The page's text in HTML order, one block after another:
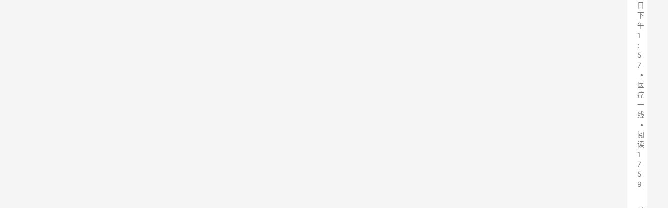
日
下
午
1
:
5
7
•
医
疗
一
线
•
阅
读
1
7
5
9